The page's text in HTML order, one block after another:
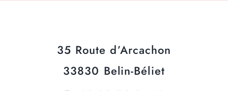
35 Route d’Arcachon
33830 Belin-Béliet